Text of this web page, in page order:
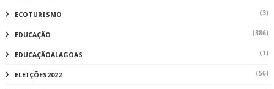
ECOTURISMO (3)
EDUCAÇÃO (386)
EDUCAÇÃOALAGOAS (1)
ELEIÇÕES2022 (56)